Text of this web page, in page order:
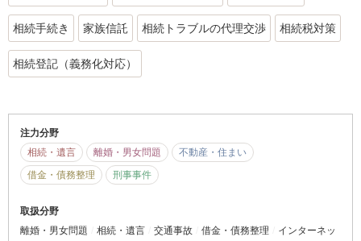
相続手続き 家族信託 相続トラブルの代理交渉 相続税対策
相続登記（義務化対応）
注力分野
相続・遺言
離婚・男女問題
不動産・住まい
借金・債務整理
刑事事件
取扱分野
離婚・男女問題
相続・遺言 交通事故 借金・債務整理
インターネッ